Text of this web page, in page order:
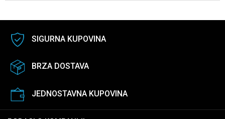
SIGURNA KUPOVINA
BRZA DOSTAVA
JEDNOSTAVNA KUPOVINA